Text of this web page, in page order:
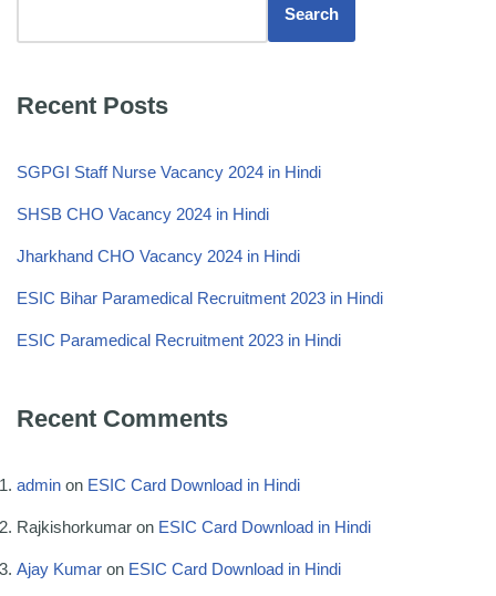
Search
Recent Posts
SGPGI Staff Nurse Vacancy 2024 in Hindi
SHSB CHO Vacancy 2024 in Hindi
Jharkhand CHO Vacancy 2024 in Hindi
ESIC Bihar Paramedical Recruitment 2023 in Hindi
ESIC Paramedical Recruitment 2023 in Hindi
Recent Comments
admin on ESIC Card Download in Hindi
Rajkishorkumar on ESIC Card Download in Hindi
Ajay Kumar on ESIC Card Download in Hindi